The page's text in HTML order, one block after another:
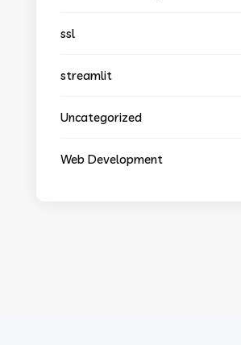
ssl
streamlit
Uncategorized
Web Development